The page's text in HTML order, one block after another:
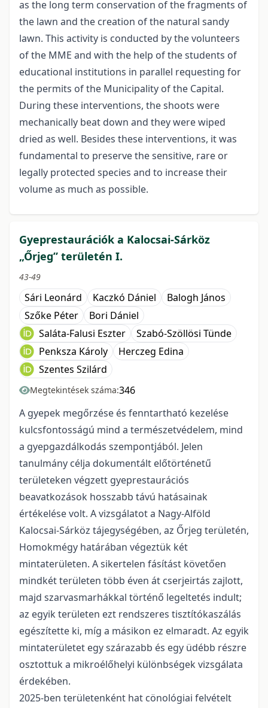
as the long term conservation of the fragments of
the lawn and the creation of the natural sandy
lawn. This activity is conducted by the volunteers
of the MME and with the help of the students of
educational institutions in parallel requesting for
the permits of the Municipality of the Capital.
During these interventions, the shoots were
mechanically beat down and they were wiped
dried as well. Besides these interventions, it was
fundamental to preserve the sensitive, rare or
legally protected species and to increase their
volume as much as possible.
Gyeprestaurációk a Kalocsai-Sárköz
„Őrjeg” területén I.
43-49
Sári Leonárd Kaczkó Dániel
Balogh János
Szőke Péter
Bori Dániel
Saláta-Falusi Eszter
Szabó-Szöllösi Tünde
Penksza Károly
Herczeg Edina
Szentes Szilárd
Megtekintések száma:346
A gyepek megőrzése és fenntartható kezelése
kulcsfontosságú mind a természetvédelem, mind
a gyepgazdálkodás szempontjából. Jelen
tanulmány célja dokumentált előtörténetű
területeken végzett gyeprestaurációs
beavatkozások hosszabb távú hatásainak
értékelése volt. A vizsgálatot a Nagy-Alföld
Kalocsai-Sárköz tájegységében, az Őrjeg területén,
Homokmégy határában végeztük két
mintaterületen. A sikertelen fásítást követően
mindkét területen több éven át cserjeirtás zajlott,
majd szarvasmarhákkal történő legeltetés indult;
az egyik területen ezt rendszeres tisztítókaszálás
egészítette ki, míg a másikon ez elmaradt. Az egyik
mintaterületet egy szárazabb és egy üdébb részre
osztottuk a mikroélőhelyi különbségek vizsgálata
érdekében.
2025-ben területenként hat cönológiai felvételt